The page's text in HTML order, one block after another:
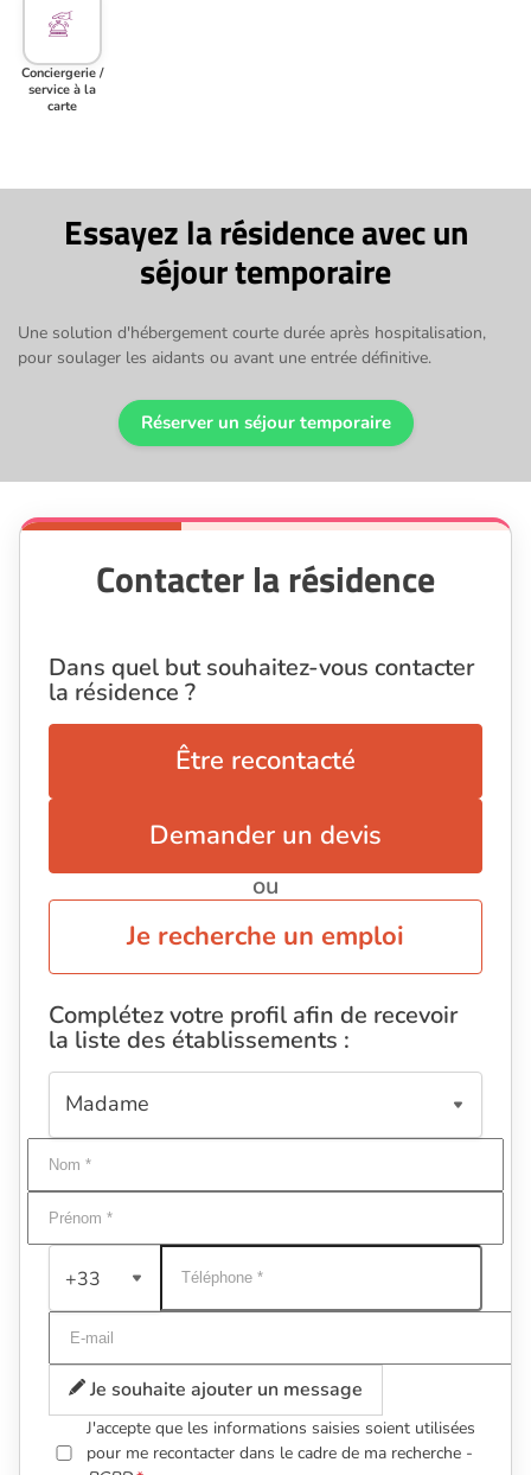
Conciergerie /
service à la
carte
Essayez la résidence avec un
séjour temporaire
Une solution d'hébergement courte durée après hospitalisation,
pour soulager les aidants ou avant une entrée définitive.
Réserver un séjour temporaire
Contacter la résidence
Dans quel but souhaitez-vous contacter
la résidence ?
Être recontacté
Demander un devis
ou
Je recherche un emploi
Complétez votre profil afin de recevoir
la liste des établissements :
+33
Je souhaite ajouter un message
J'accepte que les informations saisies soient utilisées
pour me recontacter dans le cadre de ma recherche -